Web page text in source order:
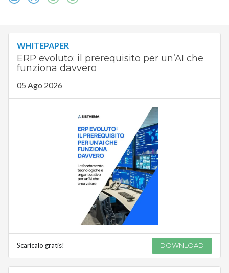
WHITEPAPER
ERP evoluto: il prerequisito per un’AI che
funziona davvero
05 Ago 2026
Scaricalo gratis! DOWNLOAD